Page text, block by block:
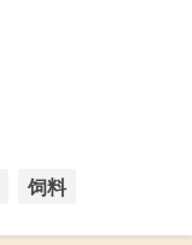
饲料